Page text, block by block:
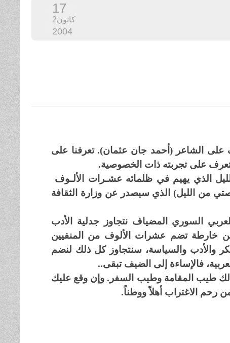
17
كانون2
2004
الشاعر (أحمد جان عثمان). تعرفنا على
على تجربته ذات الخصوصية.
الذي يهيم في ظلمائه عشـرات الألـوف
من الليل) الذي سيصدر عن وزارة الثقافة
السوري المضياف نتجاوز جدلية الأدب
من خارطة تضم عشرات الألوف من المنفيين
والأدب والسياسة، سنتجاوز كل ذلك لنضم
فالإساءة إلى الضيف تبقى..
لك طيب المقامة وطيب السفر. وإن وقع عليك
رحم الاغتراب أهلاً ووطناً.